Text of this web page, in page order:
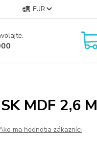
EUR
MDF 2,6 M
ma hodnotia zákazníci